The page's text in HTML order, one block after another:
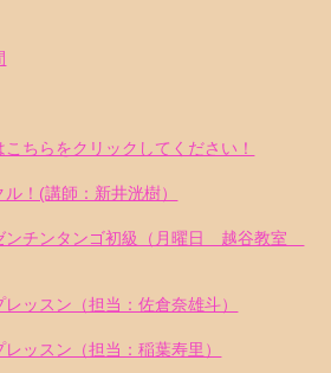
ちらをクリックしてください！
！(講師：新井洸樹）
ンチンタンゴ初級（月曜日 越谷教室
ッスン（担当：佐倉奈雄斗）
ッスン（担当：稲葉寿里）